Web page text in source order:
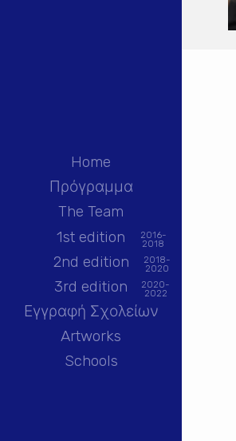
Home
Πρόγραμμα
The Team
1st edition
2016-
2018
2nd edition 2018-
2020
3rd edition 2020-
2022
Εγγραφή Σχολείων
Artworks
Schools